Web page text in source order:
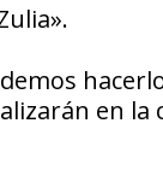
en la